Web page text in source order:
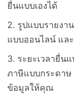
ยื่นแบบเองได้
2. รูปแบบรายงา
แบบออนไลน์ แล
3. ระยะเวลายื่น
ภาษีแบบกระดาษ
ข้อมูลให้คุณ